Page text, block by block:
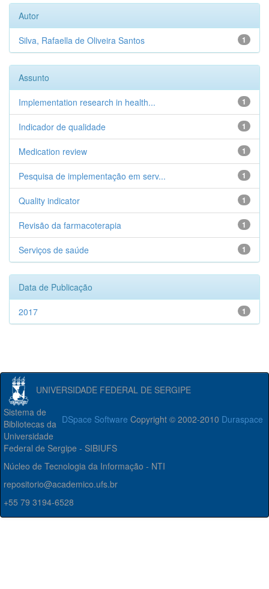
Autor
1
Silva, Rafaella de Oliveira Santos
Assunto
1
Implementation research in health...
1
Indicador de qualidade
1
Medication review
1
Pesquisa de implementação em serv...
1
Quality indicator
1
Revisão da farmacoterapia
1
Serviços de saúde
Data de Publicação
1
2017
UNIVERSIDADE FEDERAL DE SERGIPE
DSpace Software Copyright © 2002-2010 Duraspace
Sistema de
Bibliotecas da
Universidade
Federal de Sergipe - SIBIUFS
Núcleo de Tecnologia da Informação - NTI
repositorio@academico.ufs.br
+55 79 3194-6528